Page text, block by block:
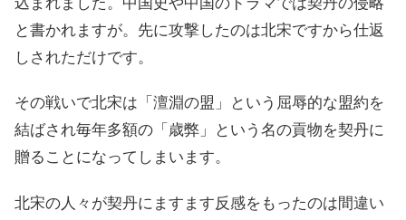
と書かれますが。先に攻撃したのは北宋ですから仕返
しされただけです。
その戦いで北宋は「澶淵の盟」という屈辱的な盟約を
結ばされ毎年多額の「歳弊」という名の貢物を契丹に
贈ることになってしまいます。
北宋の人々が契丹にますます反感をもったのは間違い